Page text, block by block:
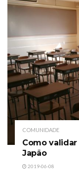
COMUNIDADE
Como
Japão
2019-06-08